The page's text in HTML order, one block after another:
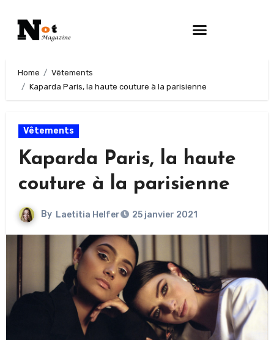
Home
Vêtements
Kaparda Paris, la haute couture à la parisienne
Vêtements
Kaparda Paris, la haute
couture à la parisienne
By Laetitia Helfer 25 janvier 2021